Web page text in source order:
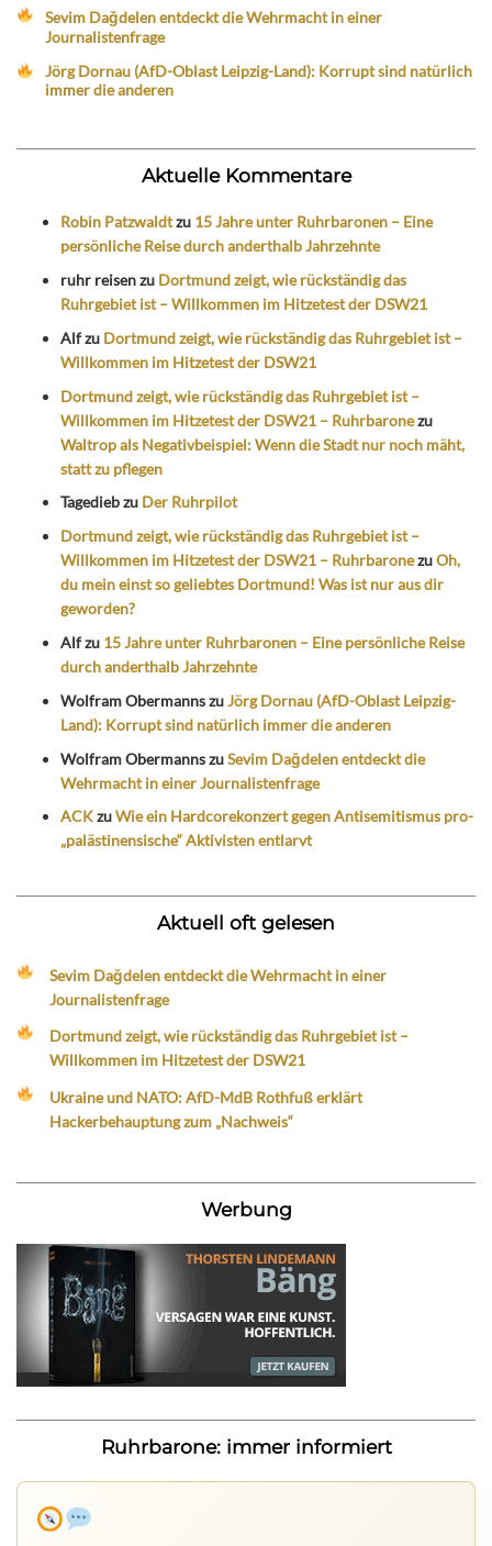
Sevim Dağdelen entdeckt die Wehrmacht in einer
Journalistenfrage
Jörg Dornau (AfD-Oblast Leipzig-Land): Korrupt sind natürlich
immer die anderen
Aktuelle Kommentare
Robin Patzwaldtzu 15 Jahre unter Ruhrbaronen – Eine
persönliche Reise durch anderthalb Jahrzehnte
ruhr reisenzu Dortmund zeigt, wie rückständig das
Ruhrgebiet ist – Willkommen im Hitzetest der DSW21
Alfzu Dortmund zeigt, wie rückständig das Ruhrgebiet ist –
Willkommen im Hitzetest der DSW21
Dortmund zeigt, wie rückständig das Ruhrgebiet ist –
Willkommen im Hitzetest der DSW21 – Ruhrbaronezu
Waltrop als Negativbeispiel: Wenn die Stadt nur noch mäht,
statt zu pflegen
Tagediebzu Der Ruhrpilot
Dortmund zeigt, wie rückständig das Ruhrgebiet ist –
Willkommen im Hitzetest der DSW21 – RuhrbaronezuOh,
du mein einst so geliebtes Dortmund! Was ist nur aus dir
geworden?
Alfzu 15 Jahre unter Ruhrbaronen – Eine persönliche Reise
durch anderthalb Jahrzehnte
Wolfram ObermannszuJörg Dornau (AfD-Oblast Leipzig-
Land): Korrupt sind natürlich immer die anderen
Wolfram ObermannszuSevim Dağdelen entdeckt die
Wehrmacht in einer Journalistenfrage
ACKzuWie ein Hardcorekonzert gegen Antisemitismus pro-
„palästinensische“ Aktivisten entlarvt
Aktuell oft gelesen
Sevim Dağdelen entdeckt die Wehrmacht in einer
Journalistenfrage
Dortmund zeigt, wie rückständig das Ruhrgebiet ist –
Willkommen im Hitzetest der DSW21
Ukraine und NATO: AfD-MdB Rothfuß erklärt
Hackerbehauptung zum „Nachweis“
Werbung
Ruhrbarone: immer informiert